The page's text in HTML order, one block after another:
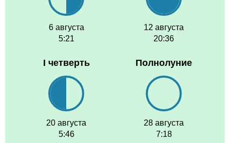
6 августа
5:21
12 августа
20:36
I четверть
20 августа
5:46
Полнолуние
28 августа
7:18